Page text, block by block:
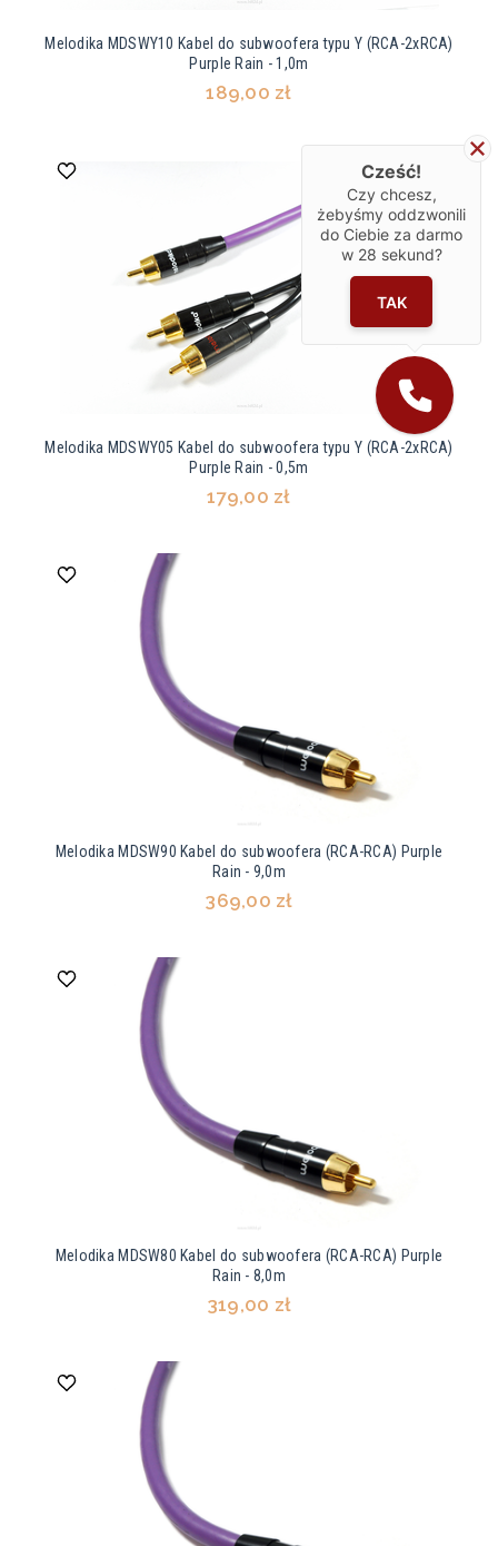
Melodika MDSWY10 Kabel do subwoofera typu Y (RCA-2xRCA)
Purple Rain - 1,0m
189,00 zł
Melodika MDSWY05 Kabel do subwoofera typu Y (RCA-2xRCA)
Purple Rain - 0,5m
179,00 zł
Melodika MDSW90 Kabel do subwoofera (RCA-RCA) Purple
Rain - 9,0m
369,00 zł
Melodika MDSW80 Kabel do subwoofera (RCA-RCA) Purple
Rain - 8,0m
319,00 zł
Cześć!
Czy chcesz,
żebyśmy oddzwonili
do Ciebie za darmo
w 28 sekund?
TAK